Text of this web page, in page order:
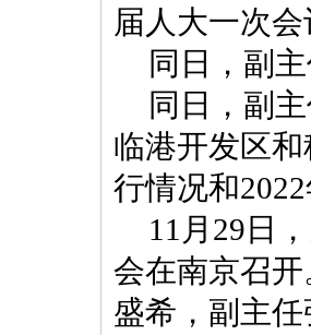
届人大一次
同日，副
同日，副
临港开发区
行情况和
11月29日
会在南京召
盛希，副主